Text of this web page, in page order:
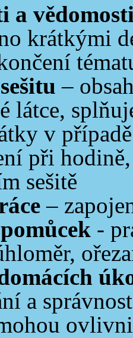
a
krátkými
–
látce,
v
při
sešitě
–
-
a